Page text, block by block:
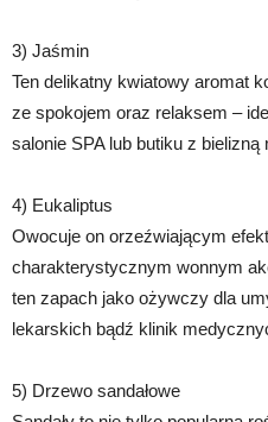
3) Jaśmin
Ten delikatny kwiatowy aromat
ze spokojem oraz relaksem –
salonie SPA lub butiku z bielizną
4) Eukaliptus
Owocuje on orzeźwiającym
charakterystycznym wonnym
ten zapach jako ożywczy dla
lekarskich bądź klinik
5) Drzewo sandałowe